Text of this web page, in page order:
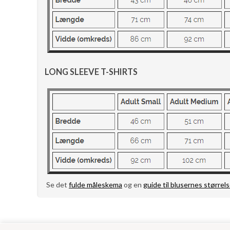
LONG SLEEVE T-SHIRTS
Se det fulde måleskema og en guide til blusernes